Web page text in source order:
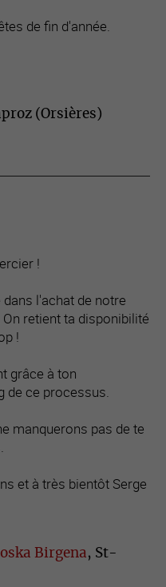
de fin d'année.
(Orsières)
!
l'achat de notre
retient ta disponibilité
!
grâce à ton
de ce processus.
manquerons pas de te
et à très bientôt Serge
Birgena, St-